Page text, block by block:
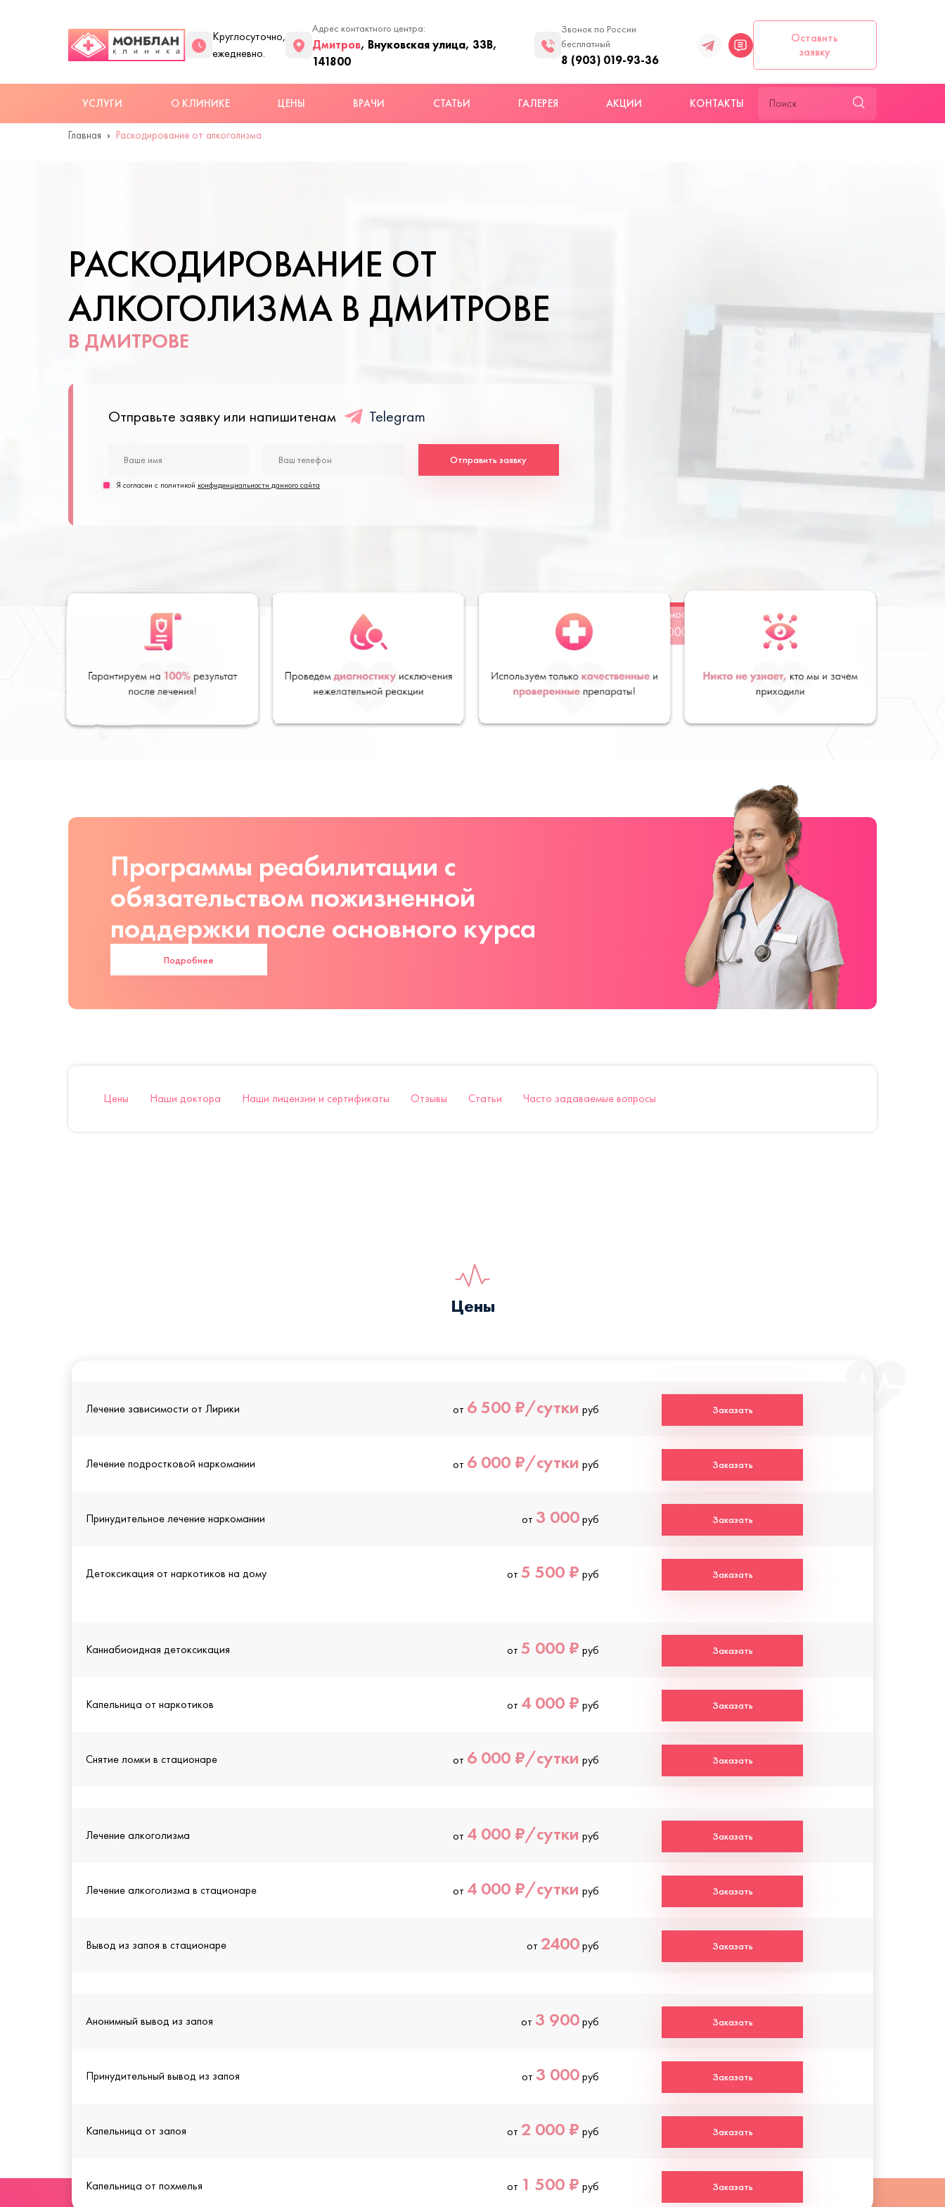
Круглосуточно,
ежедневно.
Адрес контактного центра:
Дмитров, Внуковская улица, 33В,
141800
Звонок по России
бесплатный
8 (903) 019-93-36
Оставить
заявку
УСЛУГИ О КЛИНИКЕ ЦЕНЫ ВРАЧИ СТАТЬИ ГАЛЕРЕЯ АКЦИИ КОНТАКТЫ
Главная Раскодирование от алкоголизма
РАСКОДИРОВАНИЕ ОТ
АЛКОГОЛИЗМА В ДМИТРОВЕ
В ДМИТРОВЕ
Отправьте заявку или напишитенам Telegram
Отправить заявку
Я согласен с политикой конфиденциальности данного сайта
Стоимость
от 2000 руб
Заказать
Программы реабилитации с
обязательством пожизненной
поддержки после основного курса
Подробнее
Цены Наши доктора Наши лицензии и сертификаты Отзывы Статьи Часто задаваемые вопросы
Цены
Лечение зависимости от Лирики от 6 500 ₽/сутки руб Заказать
Лечение подростковой наркомании от 6 000 ₽/сутки руб Заказать
Принудительное лечение наркомании от 3 000руб Заказать
Детоксикация от наркотиков на дому от 5 500 ₽ руб Заказать
Каннабиоидная детоксикация от 5 000 ₽ руб Заказать
Капельница от наркотиков от 4 000 ₽ руб Заказать
Снятие ломки в стационаре от 6 000 ₽/сутки руб Заказать
Лечение алкоголизма от 4 000 ₽/сутки руб Заказать
Лечение алкоголизма в стационаре от 4 000 ₽/сутки руб Заказать
Вывод из запоя в стационаре от 2400руб Заказать
Анонимный вывод из запоя от 3 900руб Заказать
Принудительный вывод из запоя от 3 000руб Заказать
Капельница от запоя от 2 000 ₽ руб Заказать
Капельница от похмелья от 1 500 ₽ руб Заказать